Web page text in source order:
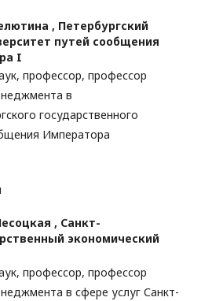
, Петербургский
путей сообщения
I
профессор, профессор
в
государственного
Императора
, Санкт-
экономический
профессор, профессор
в сфере услуг Санкт-